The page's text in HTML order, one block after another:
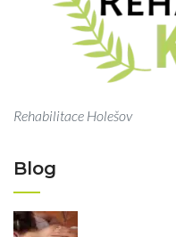
Rehabilitace Holešov
Blog